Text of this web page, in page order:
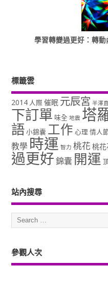
學習轉變過更好：轉
標籤雲
2014 人際 催眠 元辰宮 半澤
下訂單 味全 地震 塔
語小錦囊 工作 心理 情人
教學 時運 智力 桃花 桃花
過更好錦囊 開運
站內搜尋
參觀人次